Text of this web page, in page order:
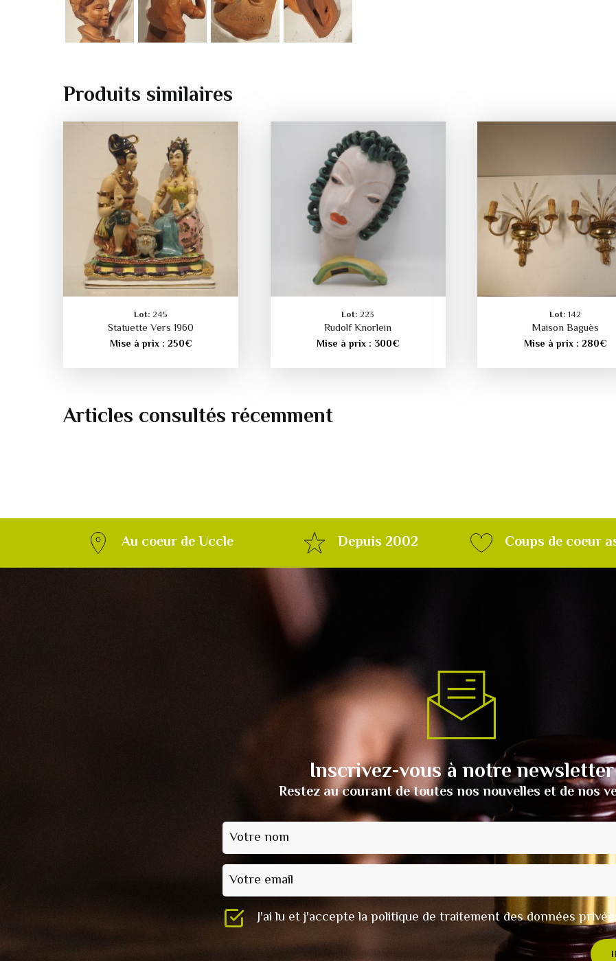
Produits similaires
Lot: 245
Statuette Vers 1960
Mise à prix :250€
Lot: 223
Rudolf Knorlein
Mise à prix :300€
Lot: 142
Maison Baguès
Mise à prix : 280€
Articles consultés récemment
Au coeur de Uccle Depuis 2002 Coups de coeur
Inscrivez-vous à notre newsletter
Restez au courant de toutes nos nouvelles et de nos
Votre nom
Votre email
J'ai lu et j'accepte la politique de traitement des données